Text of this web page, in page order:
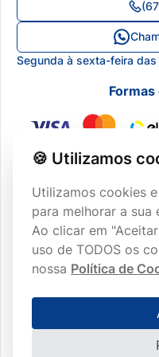
Canal de Ética
Meus Pedidos
Central de Atendimento
Segunda à sexta-feira
2026 © Copyright REAL
🍪 Utilizamos
Utilizamos cookies
para melhorar a sua
Ao clicar em
uso de TODOS os
nossa Política de